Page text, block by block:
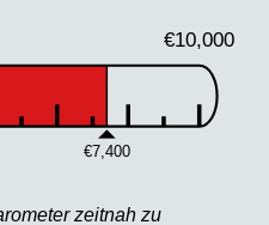
€10,000
€7,400
zeitnah zu